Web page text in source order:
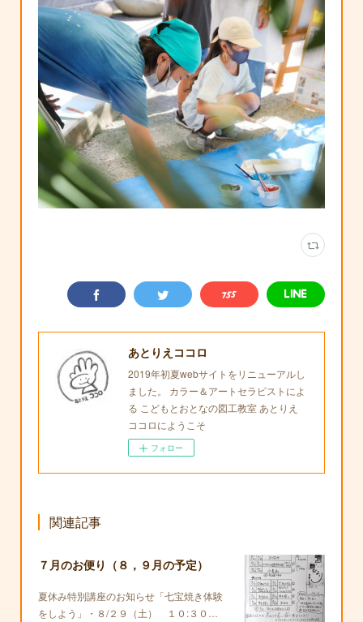
あとりえココロ
2019年初夏webサイトをリニューアルし
ました。 カラー＆アートセラピストによ
る こどもとおとなの図工教室 あとりえ
ココロにようこそ
フォロー
関連記事
７月のお便り（８，９月の予定）
夏休み特別講座のお知らせ「七宝焼き体験
をしよう」・８/２９（土） １０:３０…